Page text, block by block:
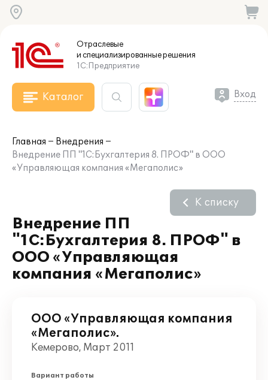
Отраслевые
и специализированныерешения
1С:Предприятие
Каталог Вход
Главная
Внедрения
Внедрение ПП "1С:Бухгалтерия 8. ПРОФ" в ООО
«Управляющая компания «Мегаполис»
Внедрение ПП
"1С:Бухгалтерия 8. ПРОФ" в
ООО «Управляющая
компания «Мегаполис»
К списку
ООО «Управляющая компания
«Мегаполис».
Кемерово, Март 2011
Вариант работы